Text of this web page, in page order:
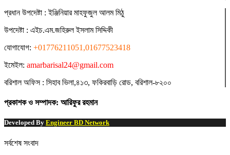
প্রধান ‍উপদেষ্টা : ‍ইঞ্জিনিয়ার মাহফুজুল আলম মিঠু
উপদেষ্টা : এইচ.এম.জহিরুল ইসলাম সিদ্দিকী
যোগাযোগ: +01776211051,01677523418
ইমেইল: amarbarisal24@gmail.com
বরিশাল অফিস : সিহাব ভিলা,৪১৩, ফকিরবাড়ি রোড, বরিশাল-৮২০০
প্রকাশক ও সম্পাদক: আরিফুর রহমান
Developed By Engineer BD Network
সর্বশেষ সংবাদ